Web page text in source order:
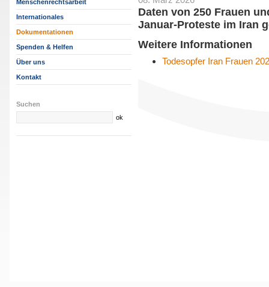
Menschenrechtsarbeit
Internationales
Dokumentationen
Spenden & Helfen
Über uns
Kontakt
Suchen
Daten von 250 Frauen
Januar-Proteste im Iran
Weitere Informationen
Todesopfer Iran Frauen